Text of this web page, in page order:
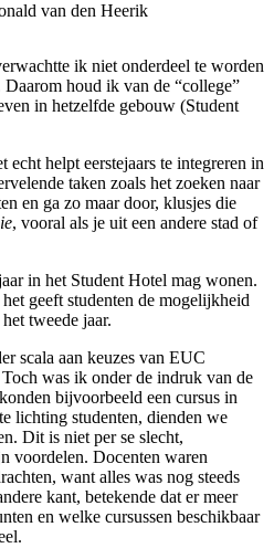
van den Heerik
ik niet onderdeel te worden
Daarom houd ik van de “college”
in hetzelfde gebouw (Student
helpt eerstejaars te integreren in
taken zoals het zoeken naar
en ga zo maar door, klusjes die
, vooral als je uit een andere stad of
in het Student Hotel mag wonen.
geeft studenten de mogelijkheid
tweede jaar.
scala aan keuzes van EUC
was ik onder de indruk van de
bijvoorbeeld een cursus in
lichting studenten, dienden we
Dit is niet per se slecht,
voordelen. Docenten waren
want alles was nog steeds
kant, betekende dat er meer
en welke cursussen beschikbaar